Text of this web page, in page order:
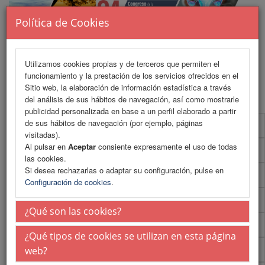
Política de Cookies
Utilizamos cookies propias y de terceros que permiten el
funcionamiento y la prestación de los servicios ofrecidos en el
Sitio web, la elaboración de información estadística a través
del análisis de sus hábitos de navegación, así como mostrarle
publicidad personalizada en base a un perfil elaborado a partir
de sus hábitos de navegación (por ejemplo, páginas
visitadas).
Al pulsar en Aceptar consiente expresamente el uso de todas
las cookies.
Si desea rechazarlas o adaptar su configuración, pulse en
Configuración de cookies.
¿Qué son las cookies?
¿Qué tipos de cookies se utilizan en esta página
web?
MENU
Programa
Programa (PDF)
Normativa comunicaciones
Envío de comunicaciones
Plantillas
Talleres